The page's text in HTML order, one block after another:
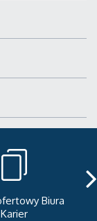
Biura
Karier